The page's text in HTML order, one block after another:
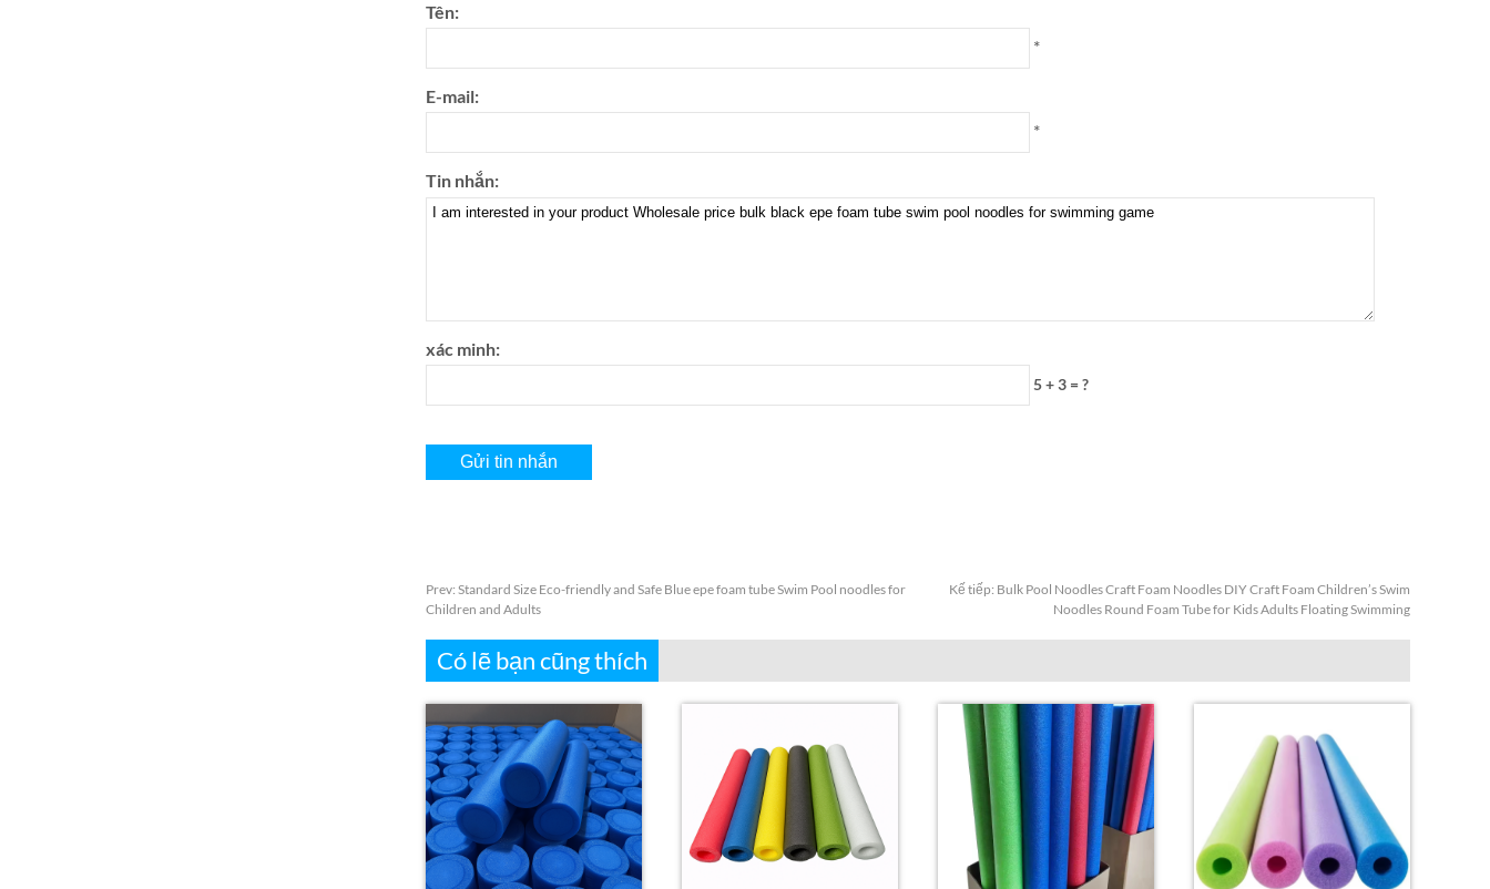
Tên:
*
E-mail:
*
Tin nhắn:
xác minh:
5 + 3 = ?
Prev: Standard Size Eco-friendly and Safe Blue epe foam tube Swim Pool noodles for
Children and Adults
Kế tiếp: Bulk Pool Noodles Craft Foam Noodles DIY Craft Foam Children’s Swim
Noodles Round Foam Tube for Kids Adults Floating Swimming
Có lẽ bạn cũng thích